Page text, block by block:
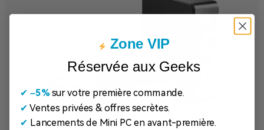
Zone VIP
Réservée aux Geeks
✔ ​–5%sur votre première commande.
✔ Ventes privées & offres secrètes.
✔ Lancements de Mini PC en avant-première.